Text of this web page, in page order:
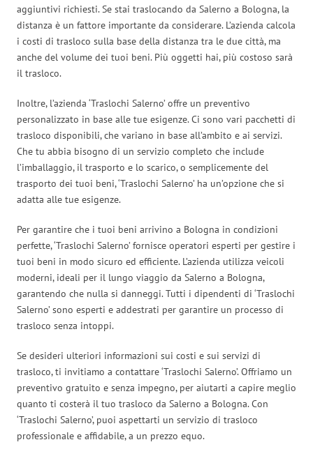
aggiuntivi richiesti. Se stai traslocando da Salerno a Bologna, la
distanza è un fattore importante da considerare. L’azienda calcola
i costi di trasloco sulla base della distanza tra le due città, ma
anche del volume dei tuoi beni. Più oggetti hai, più costoso sarà
il trasloco.
Inoltre, l’azienda ‘Traslochi Salerno’ offre un preventivo
personalizzato in base alle tue esigenze. Ci sono vari pacchetti di
trasloco disponibili, che variano in base all’ambito e ai servizi.
Che tu abbia bisogno di un servizio completo che include
l’imballaggio, il trasporto e lo scarico, o semplicemente del
trasporto dei tuoi beni, ‘Traslochi Salerno’ ha un’opzione che si
adatta alle tue esigenze.
Per garantire che i tuoi beni arrivino a Bologna in condizioni
perfette, ‘Traslochi Salerno’ fornisce operatori esperti per gestire i
tuoi beni in modo sicuro ed efficiente. L’azienda utilizza veicoli
moderni, ideali per il lungo viaggio da Salerno a Bologna,
garantendo che nulla si danneggi. Tutti i dipendenti di ‘Traslochi
Salerno’ sono esperti e addestrati per garantire un processo di
trasloco senza intoppi.
Se desideri ulteriori informazioni sui costi e sui servizi di
trasloco, ti invitiamo a contattare ‘Traslochi Salerno’. Offriamo un
preventivo gratuito e senza impegno, per aiutarti a capire meglio
quanto ti costerà il tuo trasloco da Salerno a Bologna. Con
‘Traslochi Salerno’, puoi aspettarti un servizio di trasloco
professionale e affidabile, a un prezzo equo.